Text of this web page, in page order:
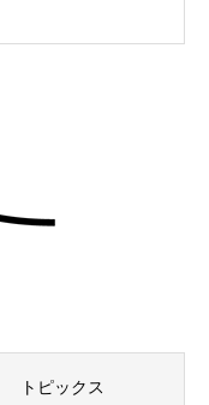
トピックス